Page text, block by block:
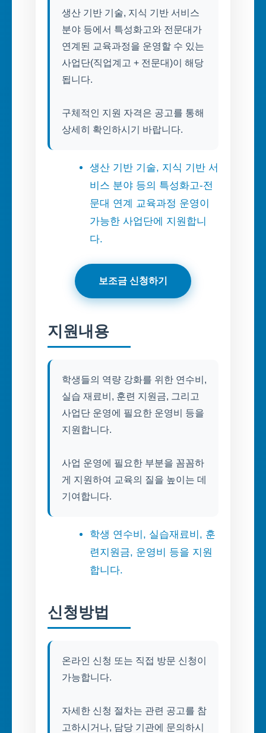
생산 기반 기술, 지식 기반 서비스
분야 등에서 특성화고와 전문대가
연계된 교육과정을 운영할 수 있는
사업단(직업계고 + 전문대)이 해당
됩니다.
구체적인 지원 자격은 공고를 통해
상세히 확인하시기 바랍니다.
생산 기반 기술, 지식 기반 서
비스 분야 등의 특성화고-전
문대 연계 교육과정 운영이
가능한 사업단에 지원합니
다.
보조금 신청하기
지원내용
학생들의 역량 강화를 위한 연수비,
실습 재료비, 훈련 지원금, 그리고
사업단 운영에 필요한 운영비 등을
지원합니다.
사업 운영에 필요한 부분을 꼼꼼하
게 지원하여 교육의 질을 높이는 데
기여합니다.
학생 연수비, 실습재료비, 훈
련지원금, 운영비 등을 지원
합니다.
신청방법
온라인 신청 또는 직접 방문 신청이
가능합니다.
자세한 신청 절차는 관련 공고를 참
고하시거나, 담당 기관에 문의하시